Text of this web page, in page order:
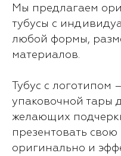
Мы предлагаем
тубусы с
любой формы,
материалов.
Тубус с логотипом
упаковочной тары
желающих
презентовать
оригинально и